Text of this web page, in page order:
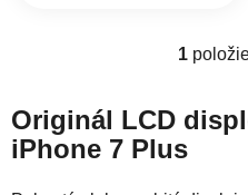
1
Originál LCD
iPhone 7 Plus